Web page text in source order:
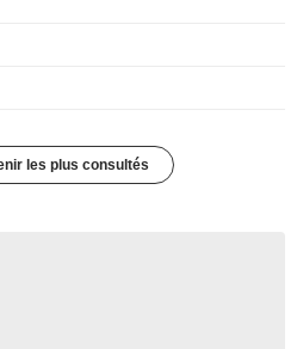
les plus consultés